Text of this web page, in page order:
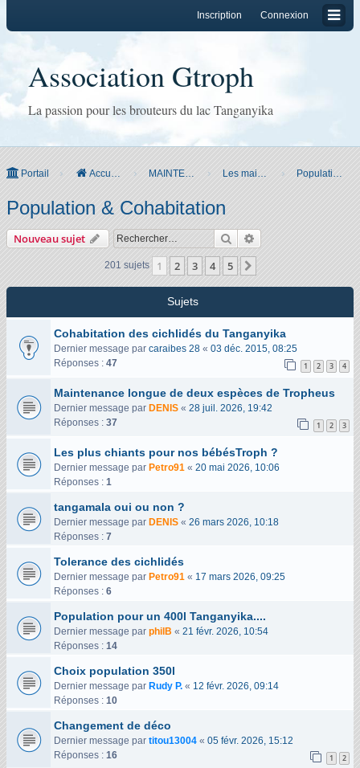
Connexion
Inscription
Association Gtroph
La passion pour les brouteurs du lac Tanganyika
Portail Accueil du forum MAINTENANCE Les maintenir Population & Cohabitation
Population & Cohabitation
Nouveau sujet Rechercher
201 sujets 1 2 3 4 5
Sujets
Cohabitation des cichlidés du Tanganyika
Dernier message par caraibes 28 « 03 déc. 2015, 08:25
Réponses : 47 1 2 3 4
Maintenance longue de deux espèces de Tropheus
Dernier message par DENIS « 28 juil. 2026, 19:42
Réponses : 37 1 2 3
Les plus chiants pour nos bébésTroph ?
Dernier message par Petro91 « 20 mai 2026, 10:06
Réponses : 1
tangamala oui ou non ?
Dernier message par DENIS « 26 mars 2026, 10:18
Réponses : 7
Tolerance des cichlidés
Dernier message par Petro91 « 17 mars 2026, 09:25
Réponses : 6
Population pour un 400l Tanganyika....
Dernier message par philB « 21 févr. 2026, 10:54
Réponses : 14
Choix population 350l
Dernier message par Rudy P. « 12 févr. 2026, 09:14
Réponses : 10
Changement de déco
Dernier message par titou13004 « 05 févr. 2026, 15:12
Réponses : 16 1 2